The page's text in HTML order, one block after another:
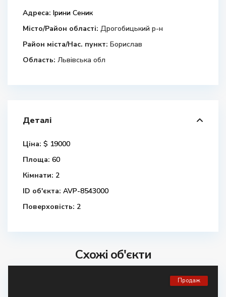
Адреса: Ірини Сеник
Місто/Район області: Дрогобицький р-н
Район міста/Нас. пункт: Борислав
Область: Львівська обл
Деталі
Ціна: $ 19000
Площа: 60
Кімнати: 2
ID об'єкта: AVP-8543000
Поверховість: 2
Схожі об'єкти
Продаж